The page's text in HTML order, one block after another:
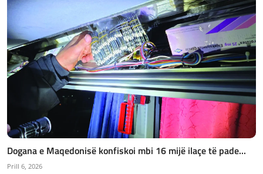
Dogana e Maqedonisë konfiskoi mbi 16 mijë ilaçe të pade...
Prill 6, 2026